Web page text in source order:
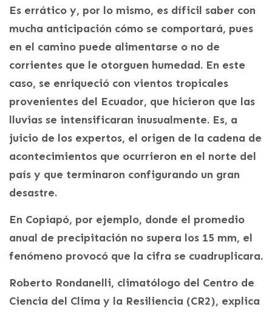
Es errático y, por lo mismo, es díficil saber con
mucha anticipación cómo se comportará, pues
en el camino puede alimentarse o no de
corrientes que le otorguen humedad. En este
caso, se enriqueció con vientos tropicales
provenientes del Ecuador, que hicieron que las
lluvias se intensificaran inusualmente. Es, a
juicio de los expertos, el origen de la cadena de
acontecimientos que ocurrieron en el norte del
país y que terminaron configurando un gran
desastre.
En Copiapó, por ejemplo, donde el promedio
anual de precipitación no supera los 15 mm, el
fenómeno provocó que la cifra se cuadruplicara.
Roberto Rondanelli, climatólogo del Centro de
Ciencia del Clima y la Resiliencia (CR2), explica